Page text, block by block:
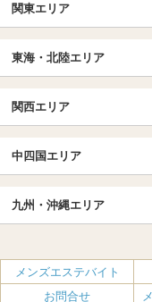
北海道（札幌・旭川・
岩手 (盛岡・北上)
福島 (いわき・郡山)
長野・松本・上田
群馬（伊勢崎・高崎・前
関東エリア
大宮・浦和・川口
千葉TOP
松戸・柏
池袋・大塚
恵比寿・目黒・自由が
東海・北陸エリア
愛知（名古屋）
北陸
名古屋TOP
丸の内・久屋・高岳
新栄町・東新町
関西エリア
京都駅・伏見区
四条烏丸・河原町・祇園
三条・京都市役所前
大阪エリア
梅田・北新地
中四国エリア
広島
香川（高松）
九州・沖縄エリア
福岡
長崎
メンズエステバイト
お問合せ